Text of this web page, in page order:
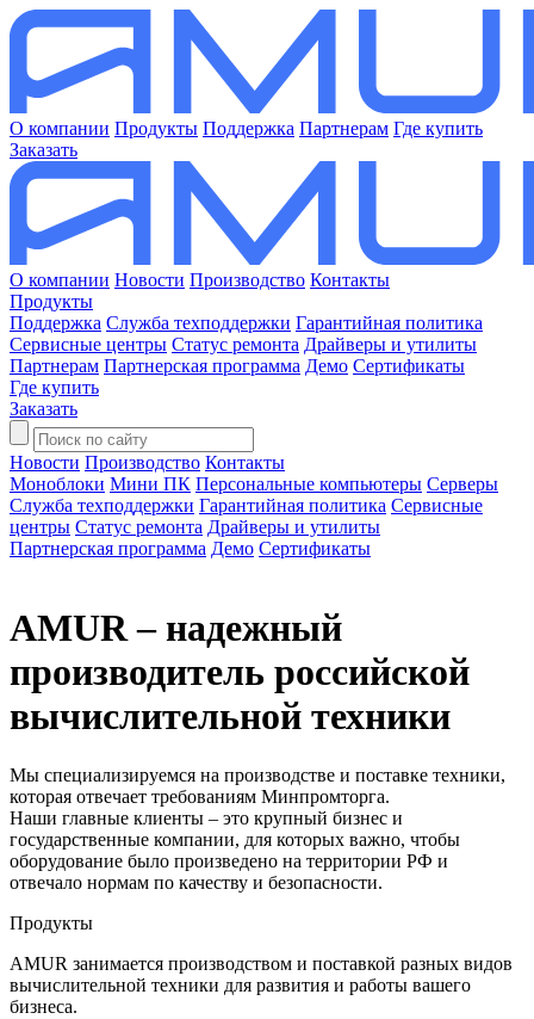
О компании Продукты Поддержка Партнерам Где купить
Заказать
О компании Новости Производство Контакты
Продукты
Поддержка Служба техподдержки Гарантийная политика
Сервисные центры Статус ремонта Драйверы и утилиты
Партнерам Партнерская программа Демо Сертификаты
Где купить
Заказать
Новости Производство Контакты
Моноблоки Мини ПК Персональные компьютеры Серверы
Служба техподдержки Гарантийная политика Сервисные
центры Статус ремонта Драйверы и утилиты
Партнерская программа Демо Сертификаты
AMUR – надежный
производитель российской
вычислительной техники
Мы специализируемся на производстве и поставке техники,
которая отвечает требованиям Минпромторга.
Наши главные клиенты – это крупный бизнес и
государственные компании, для которых важно, чтобы
оборудование было произведено на территории РФ и
отвечало нормам по качеству и безопасности.
Продукты
AMUR занимается производством и поставкой разных видов
вычислительной техники для развития и работы вашего
бизнеса.